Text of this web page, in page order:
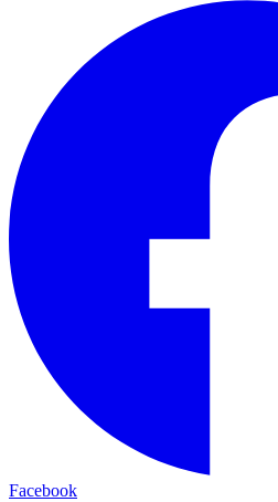
Facebook